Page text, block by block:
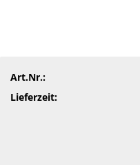
Art.Nr.:
Lieferzeit: